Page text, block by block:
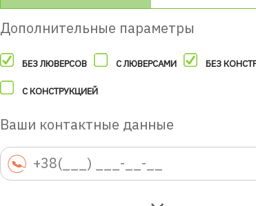
Дополнительные параметры
БЕЗ ЛЮВЕРСОВ С ЛЮВЕРСАМИ БЕЗ
С КОНСТРУКЦИЕЙ
Ваши контактные данные